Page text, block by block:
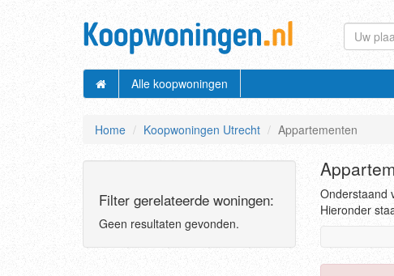
Alle koopwoningen
Home Koopwoningen Utrecht Appartementen
Onderstaand
Hieronder
Filter gerelateerde woningen:
Geen resultaten gevonden.